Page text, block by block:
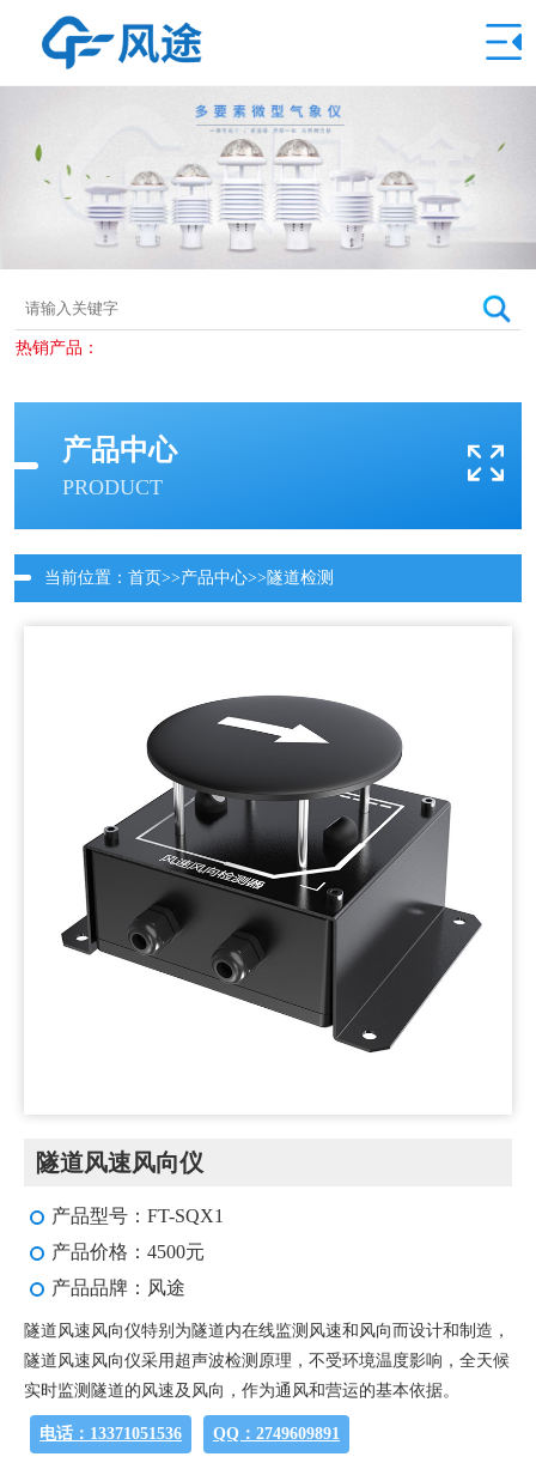
热销产品：
产品中心
PRODUCT
当前位置： 首页>>产品中心>> 隧道检测
隧道风速风向仪
产品型号：FT-SQX1
产品价格：4500元
产品品牌：风途
隧道风速风向仪特别为隧道内在线监测风速和风向而设计和制造，
隧道风速风向仪采用超声波检测原理，不受环境温度影响，全天候
实时监测隧道的风速及风向，作为通风和营运的基本依据。
电话：13371051536 QQ：2749609891